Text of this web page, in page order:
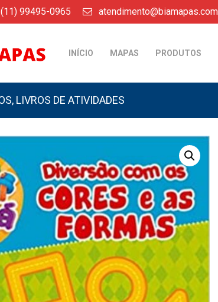
(11) 99495-0965
INÍCIO MAPAS PRODUTOS
, LIVROS DE ATIVIDADES